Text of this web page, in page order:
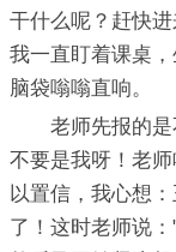
干什么呢？赶快
我一直盯着课桌
脑袋嗡嗡直响。
老师先报的是
不要是我呀！老
以置信，我心想
了！这时老师说